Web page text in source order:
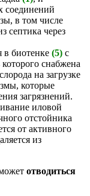
соединений
в том числе
септика через
в биотенке (5) с
снабжена
на загрузке
которые
загрязнений.
иловой
отстойника
от активного
из
отводиться